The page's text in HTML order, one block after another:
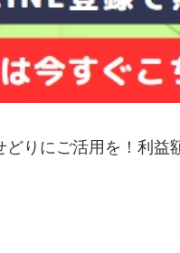
にご活用を！利益